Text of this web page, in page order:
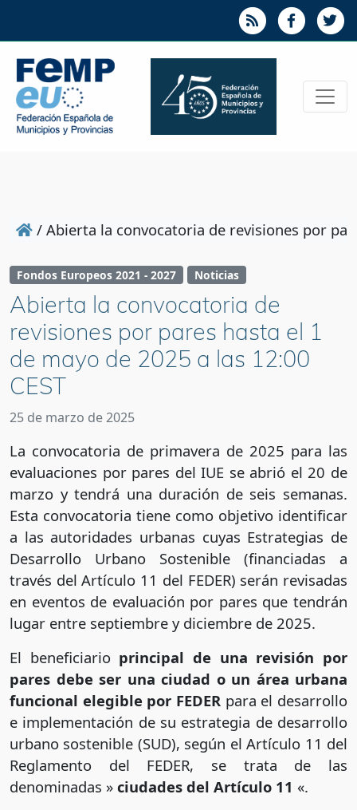
/ Abierta la convocatoria de revisiones por
Fondos Europeos 2021 - 2027 Noticias
Abierta la convocatoria de
revisiones por pares hasta el 1
de mayo de 2025 a las 12:00
CEST
25 de marzo de 2025
La convocatoria de primavera de 2025 para las
evaluaciones por pares del IUE se abrió el 20 de
marzo y tendrá una duración de seis semanas.
Esta convocatoria tiene como objetivo identificar
a las autoridades urbanas cuyas Estrategias de
Desarrollo Urbano Sostenible (financiadas a
través del Artículo 11 del FEDER) serán revisadas
en eventos de evaluación por pares que tendrán
lugar entre septiembre y diciembre de 2025.
El beneficiario principal de una revisión por
pares debe ser una ciudad o un área urbana
funcional elegible por FEDER para el desarrollo
e implementación de su estrategia de desarrollo
urbano sostenible (SUD), según el Artículo 11 del
Reglamento del FEDER, se trata de las
denominadas » ciudades del Artículo 11 «.